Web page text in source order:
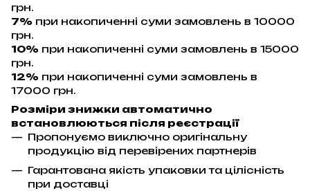
грн.
7% при накопиченні суми замовлень в 10000
грн.
10% при накопиченні суми замовлень в 15000
грн.
12% при накопиченні суми замовлень в
17000 грн.
Розміри знижки автоматично
встановлюються після реєстрації
Пропонуємо виключно оригінальну
продукцію від перевірених партнерів
Гарантована якість упаковки та цілісність
при доставці